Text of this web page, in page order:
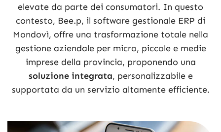
elevate da parte dei consumatori. In questo
contesto, Bee.p, il software gestionale ERP di
Mondovì, offre una trasformazione totale nella
gestione aziendale per micro, piccole e medie
imprese della provincia, proponendo una
soluzione integrata, personalizzabile e
supportata da un servizio altamente efficiente.